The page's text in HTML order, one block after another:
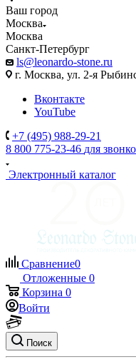
Ваш город
Москва
Москва
Санкт-Петербург
ls@leonardo-stone.ru
г. Москва, ул. 2-я
Вконтакте
YouTube
+7 (495) 988-29-21
8 800 775-23-46 для
Электронный каталог
Сравнение0
Отложенные 0
Корзина 0
Войти
Поиск